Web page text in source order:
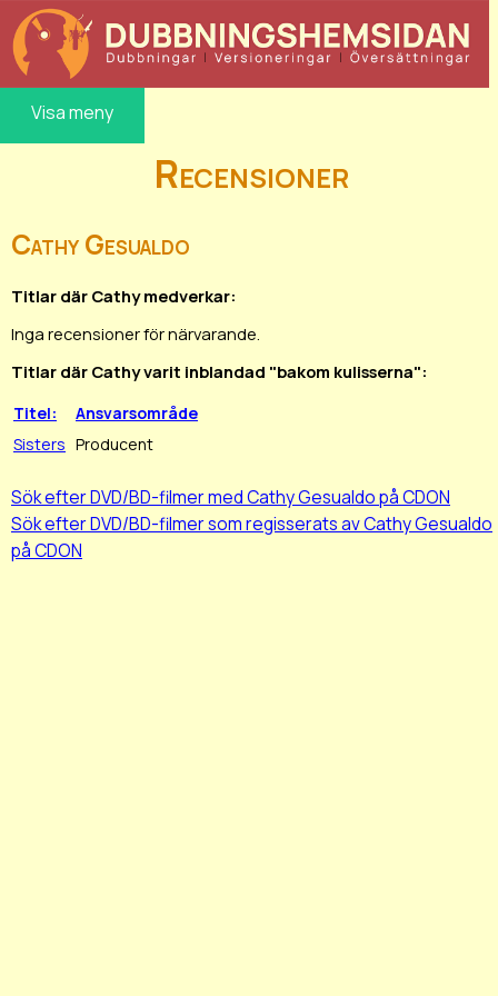
Visa meny
Recensioner
Cathy Gesualdo
Titlar där Cathy medverkar:
Inga recensioner för närvarande.
Titlar där Cathy varit inblandad "bakom kulisserna":
Titel:
Ansvarsområde
Sisters Producent
Sök efter DVD/BD-filmer med Cathy Gesualdo på CDON
Sök efter DVD/BD-filmer som regisserats av Cathy Gesualdo
på CDON